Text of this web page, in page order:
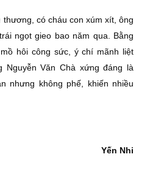
có cháu con xúm xít, ông
ngọt gieo bao năm qua. Bằng
hôi công sức, ý chí mãnh liệt
Nguyễn Văn Chà xứng đáng là
nhưng không phế, khiến nhiều
Yến Nhi